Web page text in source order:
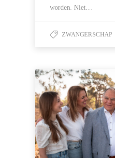
worden. Niet…
ZWANGERSCHAP